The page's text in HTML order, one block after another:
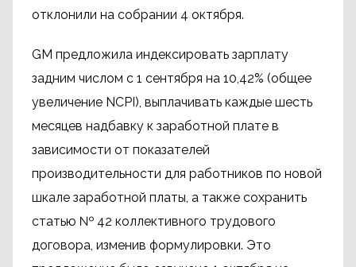
отклонили на собрании 4 октября.
GM предложила индексировать зарплату
задним числом с 1 сентября на 10,42% (общее
увеличение NCPI), выплачивать каждые шесть
месяцев надбавку к заработной плате в
зависимости от показателей
производительности для работников по новой
шкале заработной платы, а также сохранить
статью № 42 коллективного трудового
договора, изменив формулировки. Это